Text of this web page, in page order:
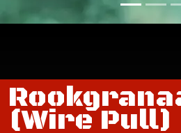
(Wire Pull)